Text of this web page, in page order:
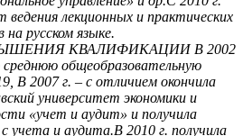
лекционных и практических
русском языке.
КВАЛИФИКАЦИИ В 2002
среднюю общеобразовательную
В 2007 г. – с отличием окончила
университет экономики и
«учет и аудит» и получила
учета и аудита.В 2010 г. получила